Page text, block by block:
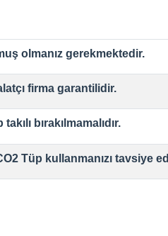
olmanız gerekmektedir.
firma garantilidir.
takılı bırakılmamalıdır.
Tüp kullanmanızı tavsiye